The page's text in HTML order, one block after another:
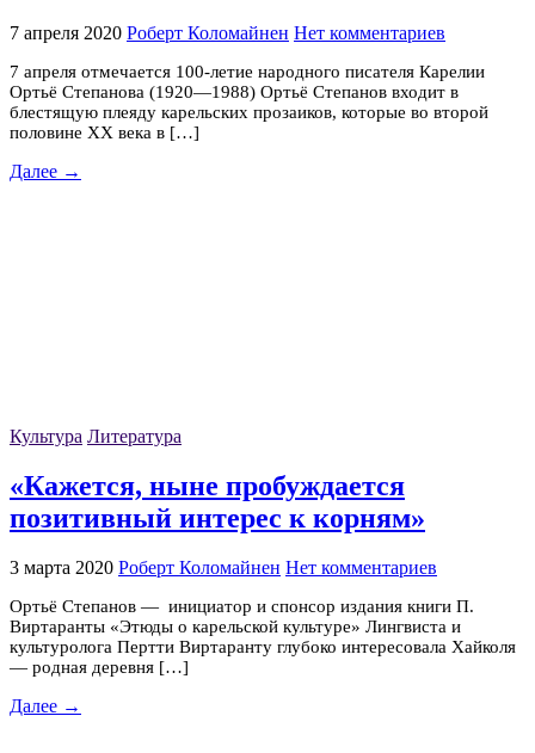
7 апреля 2020 Роберт Коломайнен Нет комментариев
7 апреля отмечается 100-летие народного писателя Карелии
Ортьё Степанова (1920—1988) Ортьё Степанов входит в
блестящую плеяду карельских прозаиков, которые во второй
половине ХХ века в […]
Далее →
Культура Литература
«Кажется, ныне пробуждается
позитивный интерес к корням»
3 марта 2020 Роберт Коломайнен Нет комментариев
Ортьё Степанов — инициатор и спонсор издания книги П.
Виртаранты «Этюды о карельской культуре» Лингвиста и
культуролога Пертти Виртаранту глубоко интересовала Хайколя
— родная деревня […]
Далее →